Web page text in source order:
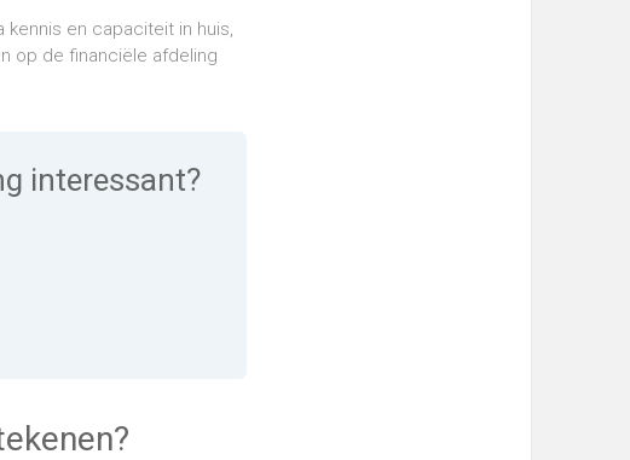
en capaciteit in huis,
op de financiële afdeling
interessant?